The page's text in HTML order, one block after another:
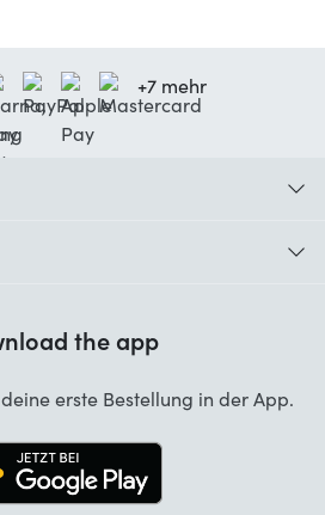
+7 mehr
the app
erste Bestellung in der App.